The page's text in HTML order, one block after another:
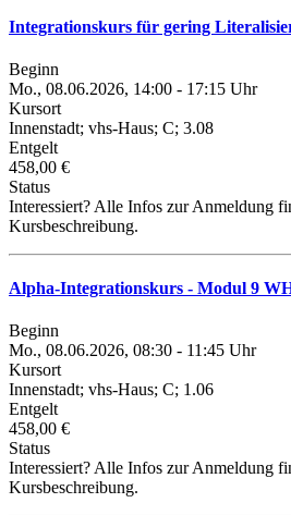
Integrationskurs für gering
Beginn
Mo., 08.06.2026, 14:00 - 17:15 Uhr
Kursort
Innenstadt; vhs-Haus; C; 3.08
Entgelt
458,00 €
Status
Interessiert? Alle Infos zur Anmeldung
Kursbeschreibung.
Alpha-Integrationskurs - Modul 9
Beginn
Mo., 08.06.2026, 08:30 - 11:45 Uhr
Kursort
Innenstadt; vhs-Haus; C; 1.06
Entgelt
458,00 €
Status
Interessiert? Alle Infos zur Anmeldung
Kursbeschreibung.